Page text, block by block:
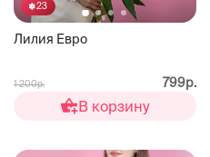
23
Лилия Евро
1 200р. 799р.
В корзину